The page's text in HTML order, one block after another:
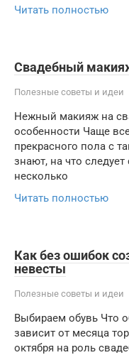
Читать полностью
Свадебный
Полезные советы и идеи
Нежный макияж на
особенности Чаще
прекрасного пола с
знают, на что
несколько
Читать полностью
Как без ошибок
невесты
Полезные советы и идеи
Выбираем обувь Что
зависит от месяца
октября на роль